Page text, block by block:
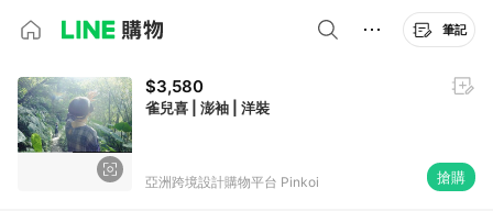
筆記
$3,580
雀兒喜 | 澎袖 | 洋裝
亞洲跨境設計購物平台 Pinkoi 搶購